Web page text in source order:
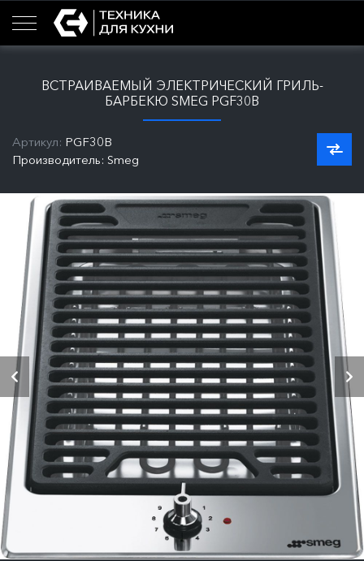
ВСТРАИВАЕМЫЙ ЭЛЕКТРИЧЕСКИЙ ГРИЛЬ-
БАРБЕКЮ SMEG PGF30B
Артикул: PGF30B
Производитель: Smeg